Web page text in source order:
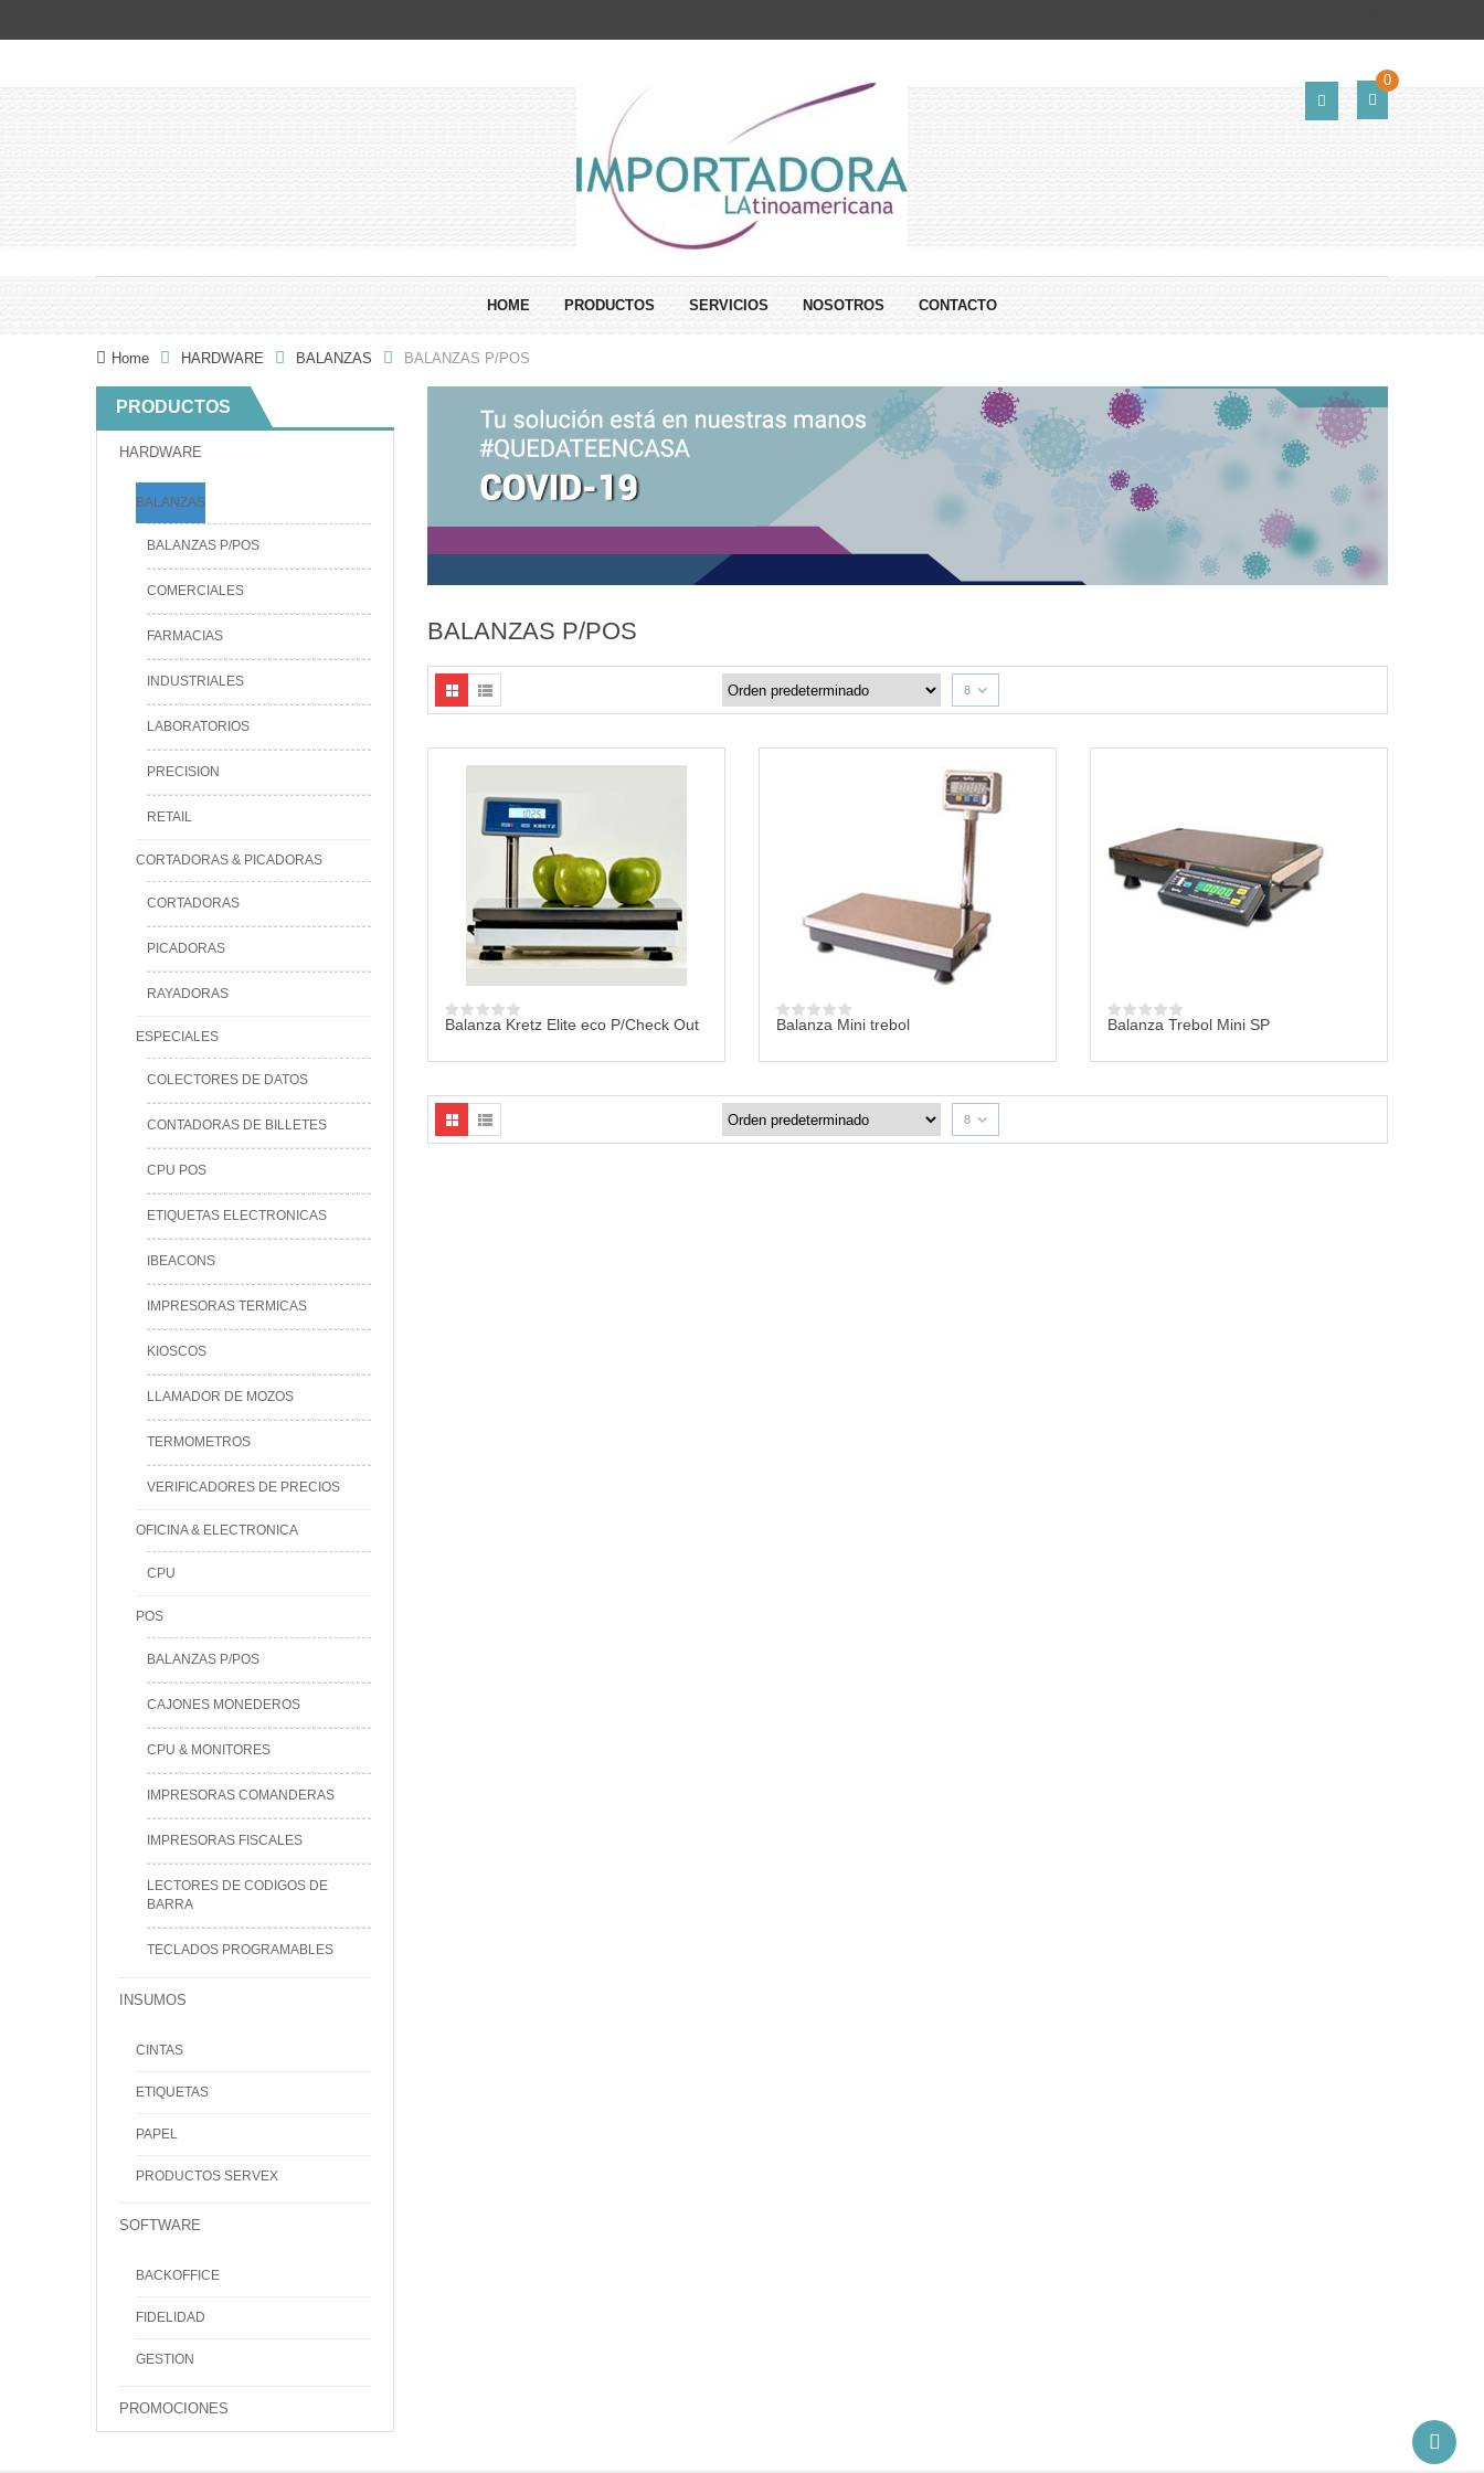
0
HOME PRODUCTOS SERVICIOS NOSOTROS CONTACTO
Home HARDWARE BALANZAS BALANZAS P/POS
PRODUCTOS
HARDWARE
BALANZAS
BALANZAS P/POS
COMERCIALES
FARMACIAS
INDUSTRIALES
LABORATORIOS
PRECISION
RETAIL
CORTADORAS & PICADORAS
CORTADORAS
PICADORAS
RAYADORAS
ESPECIALES
COLECTORES DE DATOS
CONTADORAS DE BILLETES
CPU POS
ETIQUETAS ELECTRONICAS
IBEACONS
IMPRESORAS TERMICAS
KIOSCOS
LLAMADOR DE MOZOS
TERMOMETROS
VERIFICADORES DE PRECIOS
OFICINA & ELECTRONICA
CPU
POS
BALANZAS P/POS
CAJONES MONEDEROS
CPU & MONITORES
IMPRESORAS COMANDERAS
IMPRESORAS FISCALES
LECTORES DE CODIGOS DE
BARRA
TECLADOS PROGRAMABLES
INSUMOS
CINTAS
ETIQUETAS
PAPEL
PRODUCTOS SERVEX
SOFTWARE
BACKOFFICE
FIDELIDAD
GESTION
PROMOCIONES
BALANZAS P/POS
8
Balanza Kretz Elite eco P/Check Out Balanza Mini trebol Balanza Trebol Mini SP
8